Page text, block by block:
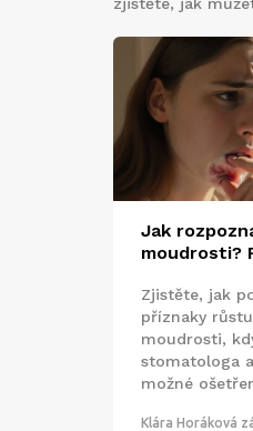
Jak
moudrosti?
dospělé
Zjistěte, jak
příznaky
moudrosti,
stomatologa
možné
Klára Horáková